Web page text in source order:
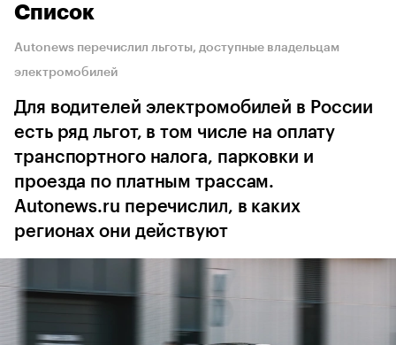
Список
Autonews перечислил льготы, доступные владельцам
электромобилей
Для водителей электромобилей в России
есть ряд льгот, в том числе на оплату
транспортного налога, парковки и
проезда по платным трассам.
Autonews.ru перечислил, в каких
регионах они действуют